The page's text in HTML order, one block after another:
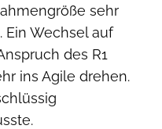
sehr
Ein Wechsel auf
des R1
ins Agile drehen.